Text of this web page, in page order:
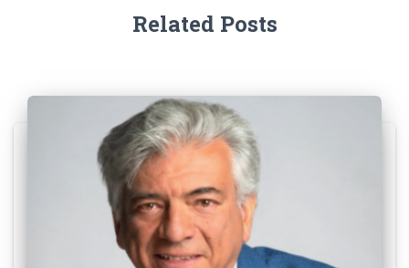
Related Posts